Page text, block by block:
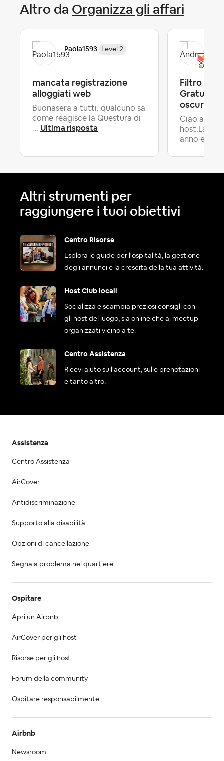
Altro da Organizza gli affari
Paola1593 Level 2
mancata registrazione
alloggiati web
Buonasera a tutti, qualcuno sa
come reagisce la Questura di
... Ultima risposta
Filtro
Gratuita:
oscura se
Ciao a
anno e m...
Altri strumenti per
raggiungere i tuoi obiettivi
Centro Risorse
Esplora le guide per l'ospitalità, la gestione
degli annunci e la crescita della tua attività.
Host Club locali
Socializza e scambia preziosi consigli con
gli host del luogo, sia online che ai meetup
organizzati vicino a te.
Centro Assistenza
Ricevi aiuto sull'account, sulle prenotazioni
e tanto altro.
Assistenza
Centro Assistenza
AirCover
Antidiscriminazione
Supporto alla disabilità
Opzioni di cancellazione
Segnala problema nel quartiere
Ospitare
Apri un Airbnb
AirCover per gli host
Risorse per gli host
Forum della community
Ospitare responsabilmente
Airbnb
Newsroom